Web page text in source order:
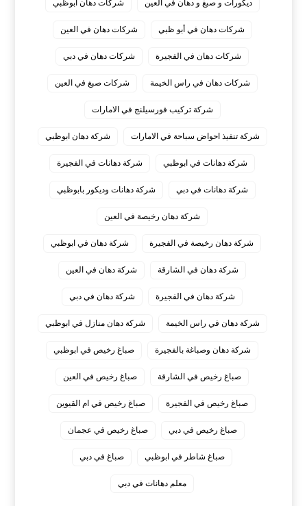
ديكورات و صبغ و دهان في العين شركات دهان ابوظبي
شركات دهان في أبو ظبي شركات دهان في العين
شركات دهان في الفجيرة شركات دهان في دبي
شركات دهان في راس الخيمة شركات صبغ في العين
شركة تركيب فورسيلنج في الامارات
شركة تنفيذ احواض سباحة في الامارات شركة دهان ابوظبي
شركة دهانات في ابوظبي شركة دهانات في الفجيرة
شركة دهانات في دبي شركة دهانات وديكور بابوظبي
شركة دهان رخيصة في العين
شركة دهان رخيصة في الفجيرة شركة دهان في ابوظبي
شركة دهان في الشارقة شركة دهان في العين
شركة دهان في الفجيرة شركة دهان في دبي
شركة دهان في راس الخيمة شركة دهان منازل في ابوظبي
شركة دهان وصباغة بالفجيرة صباغ رخيص في ابوظبي
صباغ رخيص في الشارقة صباغ رخيص في العين
صباغ رخيص في الفجيرة صباغ رخيص في ام القيوين
صباغ رخيص في دبي صباغ رخيص في عجمان
صباغ شاطر في ابوظبي صباغ في دبي
معلم دهانات في دبي